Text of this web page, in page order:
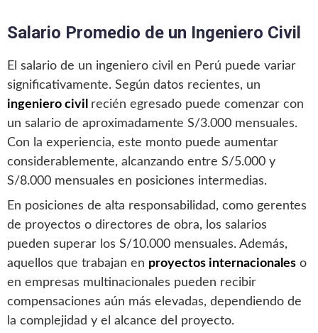
Salario Promedio de un Ingeniero Civil
El salario de un ingeniero civil en Perú puede variar
significativamente. Según datos recientes, un
ingeniero civil recién egresado puede comenzar con
un salario de aproximadamente S/3.000 mensuales.
Con la experiencia, este monto puede aumentar
considerablemente, alcanzando entre S/5.000 y
S/8.000 mensuales en posiciones intermedias.
En posiciones de alta responsabilidad, como gerentes
de proyectos o directores de obra, los salarios
pueden superar los S/10.000 mensuales. Además,
aquellos que trabajan en proyectos internacionales o
en empresas multinacionales pueden recibir
compensaciones aún más elevadas, dependiendo de
la complejidad y el alcance del proyecto.